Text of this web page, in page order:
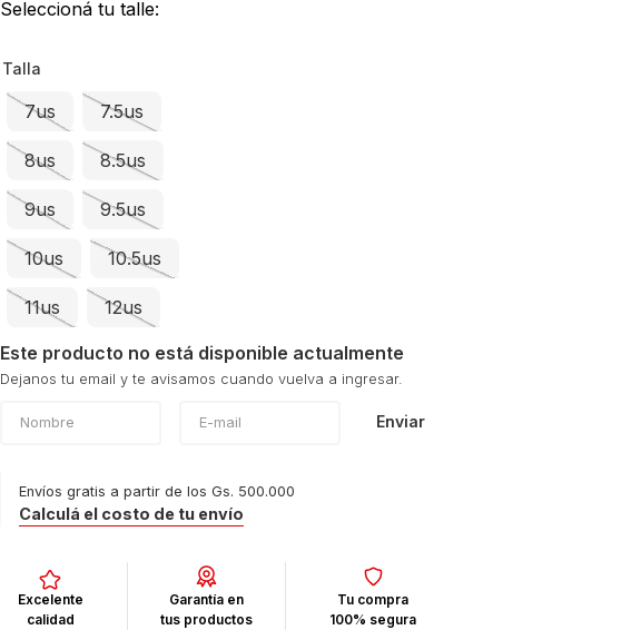
Seleccioná tu talle:
Talla
7us 7.5us
8us 8.5us
9us 9.5us
10us 10.5us
11us 12us
Este producto no está disponible actualmente
Enviar
Envíos gratis a partir de los Gs. 500.000
Calculá el costo de tu envío
Excelente
calidad
Garantía en
tus productos
Tu compra
100% segura